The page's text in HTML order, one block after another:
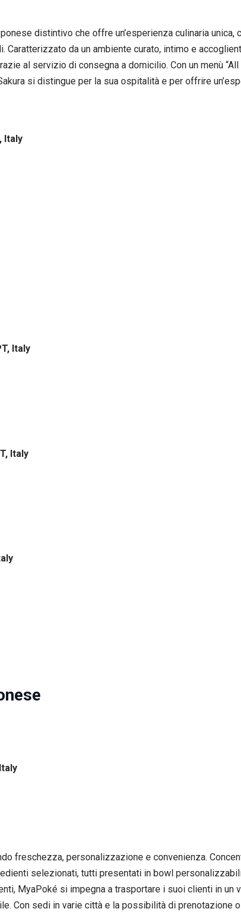
distintivo che offre un’esperienza culinaria
da un ambiente curato, intimo e
al servizio di consegna a domicilio. Con un menù “All
si distingue per la sua ospitalità e per offrire
Italy
Italy
Italy
freschezza, personalizzazione e convenienza.
selezionati, tutti presentati in bowl
MyaPoké si impegna a trasportare i suoi clienti in
Con sedi in varie città e la possibilità di prenotazione